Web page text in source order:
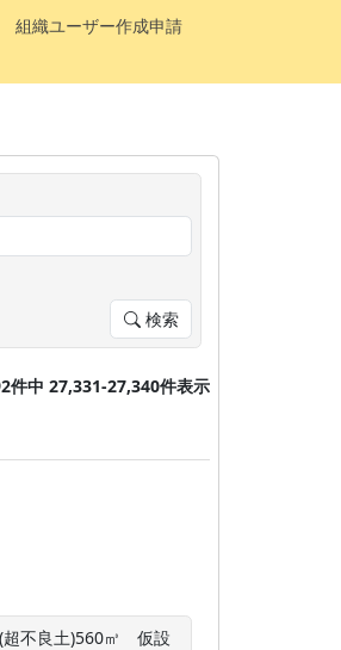
組織ユーザー作成申請
検索
件中 27,331-27,340件表示
不良土)560㎥　仮設